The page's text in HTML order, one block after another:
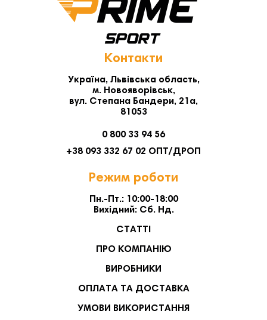
Контакти
Україна, Львівська область,
м. Новояворівськ,
вул. Степана Бандери, 21а,
81053
0 800 33 94 56
+38 093 332 67 02 ОПТ/ДРОП
Режим роботи
Пн.-Пт.: 10:00-18:00
Вихідний: Сб. Нд.
СТАТТІ
ПРО КОМПАНІЮ
ВИРОБНИКИ
ОПЛАТА ТА ДОСТАВКА
УМОВИ ВИКОРИСТАННЯ